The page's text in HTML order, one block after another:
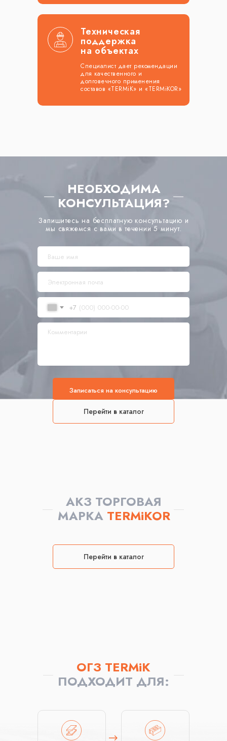
Техническая
поддержка
на объектах
Специалист дает рекомендации
для качественного и
долговечного применения
составов «TERMiK» и «TERMiKOR»
Запишитесь на бесплатную консультацию и
мы свяжемся с вами в течении 5 минут.
+7
Записаться на консультацию
НЕОБХОДИМА
КОНСУЛЬТАЦИЯ?
Перейти в каталог
АКЗ ТОРГОВАЯ
МАРКА TERMiKOR
Перейти в каталог
ОГЗ TERMiK
ПОДХОДИТ ДЛЯ: